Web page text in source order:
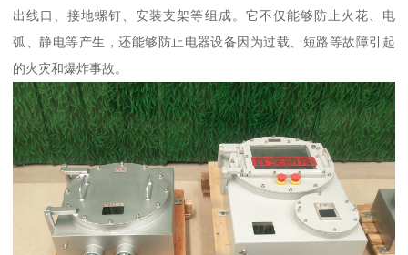
出线口、接地螺钉、安装支架等组成。它不仅能够防止火花、电
弧、静电等产生，还能够防止电器设备因为过载、短路等故障引起
的火灾和爆炸事故。